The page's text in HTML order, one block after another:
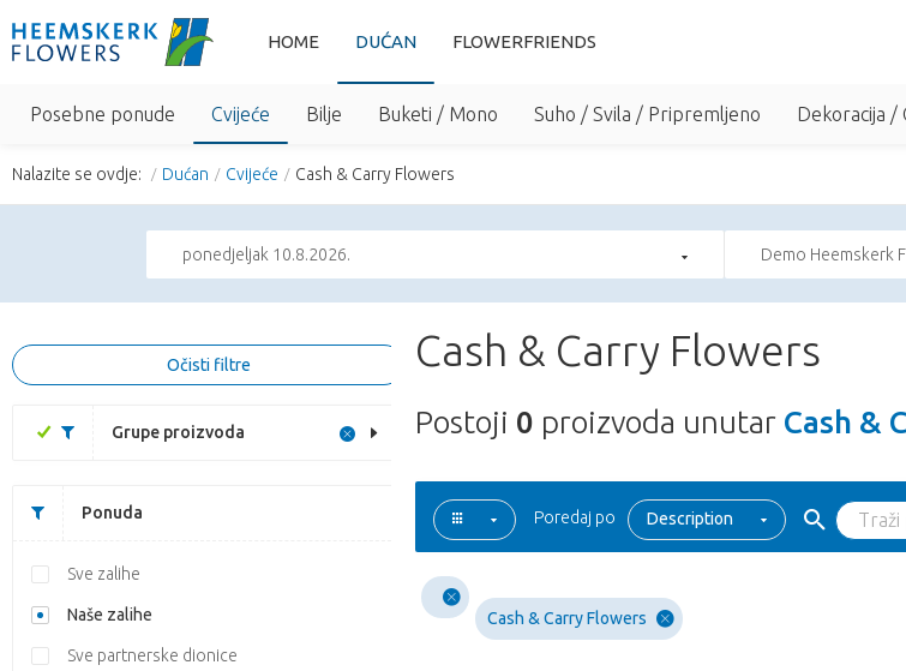
HOME DUĆAN FLOWERFRIENDS
Posebne ponude Cvijeće Bilje Buketi / Mono Suho / Svila / Pripremljeno Dekoracija /
Nalazite se ovdje: Dućan Cvijeće Cash & Carry Flowers
ponedjeljak 10.8.2026. Demo Heemskerk
Očisti filtre
Grupe proizvoda
Ponuda
Sve zalihe
Naše zalihe
Sve partnerske dionice
Cash & Carry Flowers
Postoji 0 proizvoda unutar Cash &
Poredaj po Description
Cash & Carry Flowers